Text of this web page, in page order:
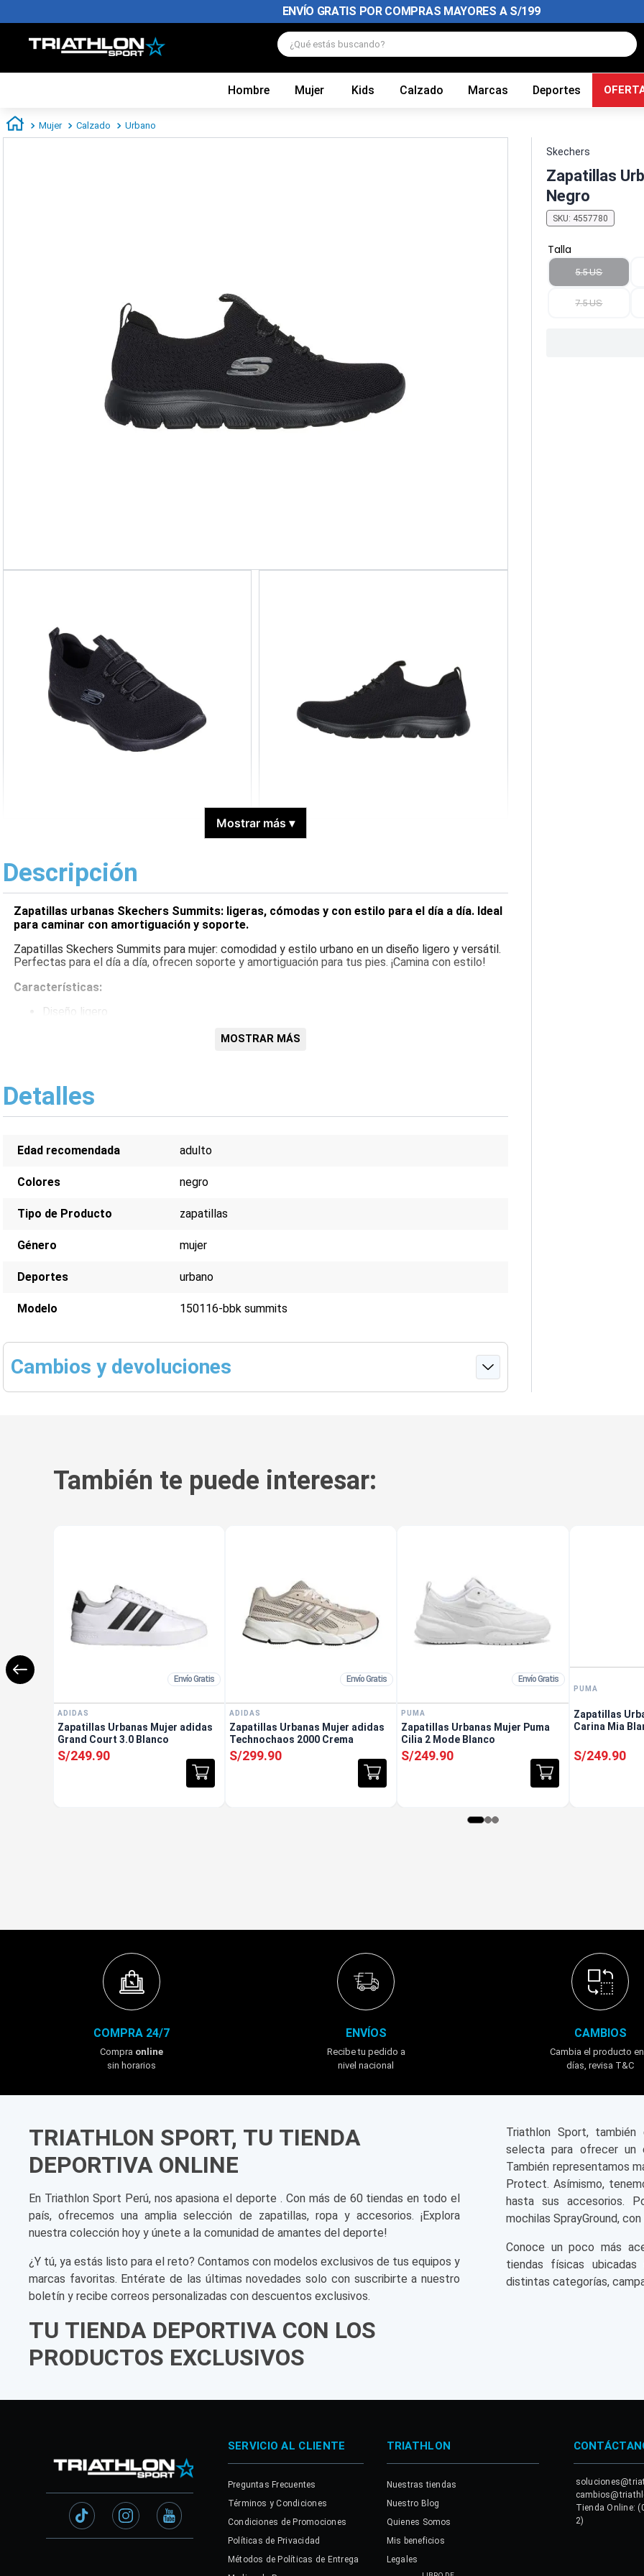
ENVÍO GRATIS POR COMPRAS MAYORES A S/199
¿Qué estás buscando?
Hombre Mujer Kids Calzado Marcas Deportes
Mujer Calzado Urbano
Mostrar más ▾
Descripción
Zapatillas urbanas Skechers Summits: ligeras, cómodas y con estilo para el día a día. Ideal
para caminar con amortiguación y soporte.
Zapatillas Skechers Summits para mujer: comodidad y estilo urbano en un diseño ligero y versátil.
Perfectas para el día a día, ofrecen soporte y amortiguación para tus pies. ¡Camina con estilo!
Características:
Diseño ligero
MOSTRAR MÁS
Detalles
Edad recomendada adulto
Colores negro
Tipo de Producto zapatillas
Género mujer
Deportes urbano
Modelo 150116-bbk summits
Cambios y devoluciones
Skechers
Zapatillas
Negro
SKU: 4557780
Talla
5.5 US
7.5 US
También te puede interesar:
Envío Gratis
ADIDAS
Zapatillas Urbanas Mujer adidas
Grand Court 3.0 Blanco
S/249.90
Envío Gratis
ADIDAS
Zapatillas Urbanas Mujer adidas
Technochaos 2000 Crema
S/299.90
Envío Gratis
PUMA
Zapatillas Urbanas Mujer Puma
Cilia 2 Mode Blanco
S/249.90
PUMA
Zapatillas
Carina Mia
S/249.90
COMPRA 24/7
Compra online
sin horarios
ENVÍOS
Recibe tu pedido a
nivel nacional
CAMBIOS
Cambia el producto
días, revisa T&C
TRIATHLON SPORT, TU TIENDA
DEPORTIVA ONLINE
En Triathlon Sport Perú, nos apasiona el deporte . Con más de 60 tiendas en todo el
país, ofrecemos una amplia selección de zapatillas, ropa y accesorios. ¡Explora
nuestra colección hoy y únete a la comunidad de amantes del deporte!
¿Y tú, ya estás listo para el reto? Contamos con modelos exclusivos de tus equipos y
marcas favoritas. Entérate de las últimas novedades solo con suscribirte a nuestro
boletín y recibe correos personalizadas con descuentos exclusivos.
TU TIENDA DEPORTIVA CON LOS
PRODUCTOS EXCLUSIVOS
Triathlon Sport, también
selecta para ofrecer un
También representamos
Protect. Asímismo,
hasta sus accesorios.
mochilas SprayGround,
Conoce un poco más
tiendas físicas
distintas categorías,
SERVICIO AL CLIENTE
Preguntas Frecuentes
Términos y Condiciones
Condiciones de Promociones
Políticas de Privacidad
Métodos de Políticas de Entrega
TRIATHLON
Nuestras tiendas
Nuestro Blog
Quienes Somos
Mis beneficios
Legales
Tienda Online:
2)
TÉRMINOS MÁS BUSCADOS
2.
zapatillas nike